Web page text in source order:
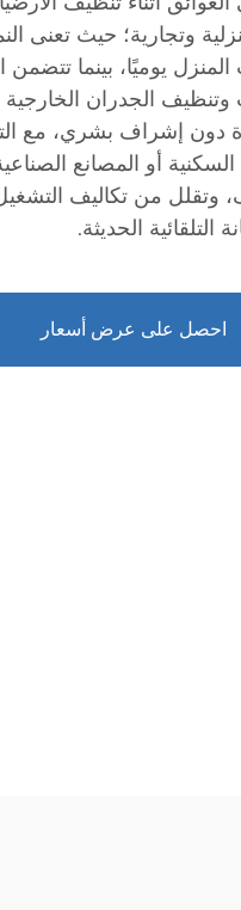
وتجارية؛ حيث تعنى
يوميًا، بينما تتضمن
وتنظيف الجدران الخارجية
دون إشراف بشري، مع
السكنية أو المصانع
وتقلل من تكاليف
التلقائية الحديثة.
احصل على عرض أسعار